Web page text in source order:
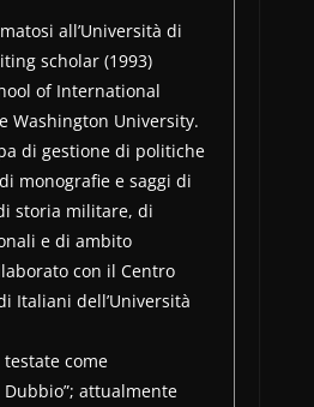
all’Università di
scholar (1993)
of International
Washington University.
di gestione di politiche
monografie e saggi di
storia militare, di
e di ambito
con il Centro
Italiani dell’Università
come
Dubbio”; attualmente